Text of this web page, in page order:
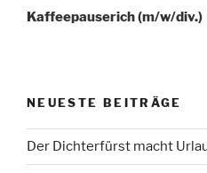
Beitrag
Kaffeepauserich (m/w/div.)
NEUESTE BEITRÄGE
Der Dichterfürst macht